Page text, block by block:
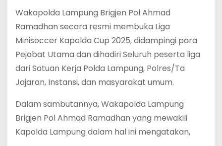
Wakapolda Lampung Brigjen Pol Ahmad
Ramadhan secara resmi membuka Liga
Minisoccer Kapolda Cup 2025, didampingi para
Pejabat Utama dan dihadiri Seluruh peserta liga
dari Satuan Kerja Polda Lampung, Polres/Ta
Jajaran, Instansi, dan masyarakat umum.
Dalam sambutannya, Wakapolda Lampung
Brigjen Pol Ahmad Ramadhan yang mewakili
Kapolda Lampung dalam hal ini mengatakan,